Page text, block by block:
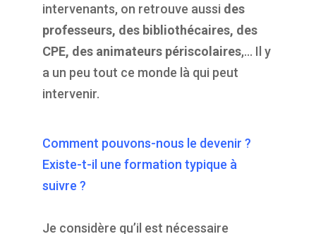
intervenants, on retrouve aussi des
professeurs, des bibliothécaires, des
CPE, des animateurs périscolaires,… Il y
a un peu tout ce monde là qui peut
intervenir.
Comment pouvons-nous le devenir ?
Existe-t-il une formation typique à
suivre ?
Je considère qu’il est nécessaire